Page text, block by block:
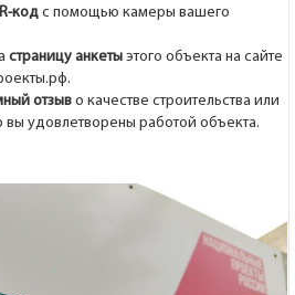
код с помощью камеры вашего
страницу анкеты этого объекта на сайте
отзыв о качестве строительства или
вы удовлетворены работой объекта.